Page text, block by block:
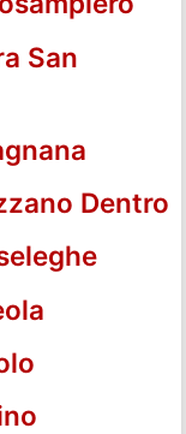
San
Dentro